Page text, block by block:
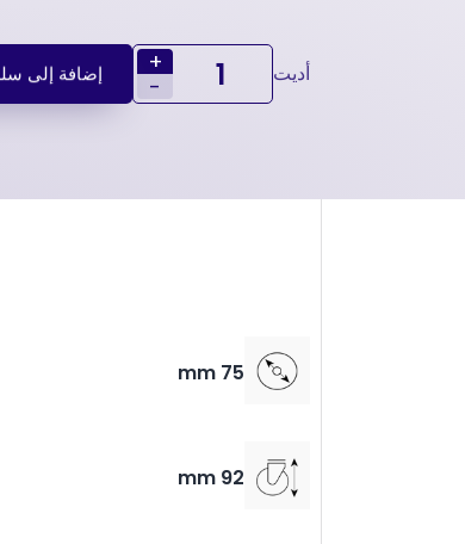
أديت
+
-
إضافة إلى
75 mm
92 mm